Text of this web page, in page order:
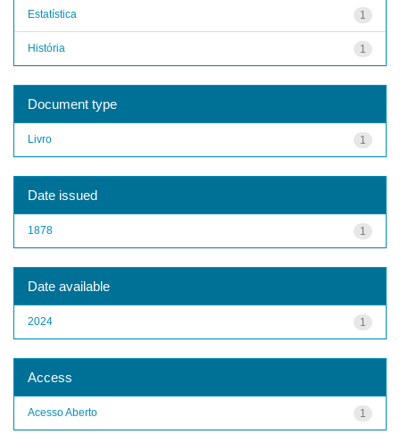
1
Estatística
1
História
Document type
1
Livro
Date issued
1
1878
Date available
1
2024
Access
1
Acesso Aberto